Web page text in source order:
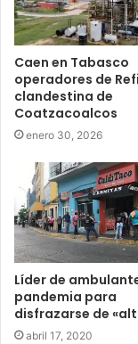
Caen en Tabasco
operadores de
clandestina de
Coatzacoalcos
enero 30, 2026
Líder de
pandemia para
disfrazarse de
abril 17, 2020